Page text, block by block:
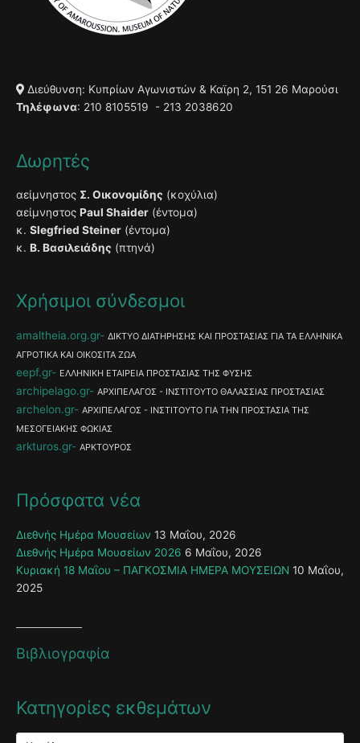
Διεύθυνση: Κυπρίων Αγωνιστών & Καϊρη 2, 151 26 Μαρούσι
Τηλέφωνα: 210 8105519 - 213 2038620
Δωρητές
αείμνηστος Σ. Οικονομίδης (κοχύλια)
αείμνηστος Paul Shaider (έντομα)
κ. Slegfried Steiner (έντομα)
κ. Β. Βασιλειάδης (πτηνά)
Χρήσιμοι σύνδεσμοι
amaltheia.org.gr
ΔΙΚΤΥΟ ΔΙΑΤΗΡΗΣΗΣ ΚΑΙ ΠΡΟΣΤΑΣΙΑΣ ΓΙΑ ΤΑ ΕΛΛΗΝΙΚΑ
ΑΓΡΟΤΙΚΑ ΚΑΙ ΟΙΚΟΣΙΤΑ ΖΩΑ
eepf.gr ΕΛΛΗΝΙΚΗ ΕΤΑΙΡΕΙΑ ΠΡΟΣΤΑΣΙΑΣ ΤΗΣ ΦΥΣΗΣ
archipelago.gr ΑΡΧΙΠΕΛΑΓΟΣ - ΙΝΣΤΙΤΟΥΤΟ ΘΑΛΑΣΣΙΑΣ ΠΡΟΣΤΑΣΙΑΣ
archelon.gr
ΑΡΧΙΠΕΛΑΓΟΣ - ΙΝΣΤΙΤΟΥΤΟ ΓΙΑ ΤΗΝ ΠΡΟΣΤΑΣΙΑ ΤΗΣ
ΜΕΣΟΓΕΙΑΚΗΣ ΦΩΚΙΑΣ
arkturos.gr ΑΡΚΤΟΥΡΟΣ
Πρόσφατα νέα
Διεθνής Ημέρα Μουσείων 13 Μαΐου, 2026
Διεθνής Ημέρα Μουσείων 2026 6 Μαΐου, 2026
Κυριακή 18 Μαΐου – ΠΑΓΚΟΣΜΙΑ ΗΜΕΡΑ ΜΟΥΣΕΙΩΝ 10 Μαΐου,
2025
Βιβλιογραφία
Κατηγορίες εκθεμάτων